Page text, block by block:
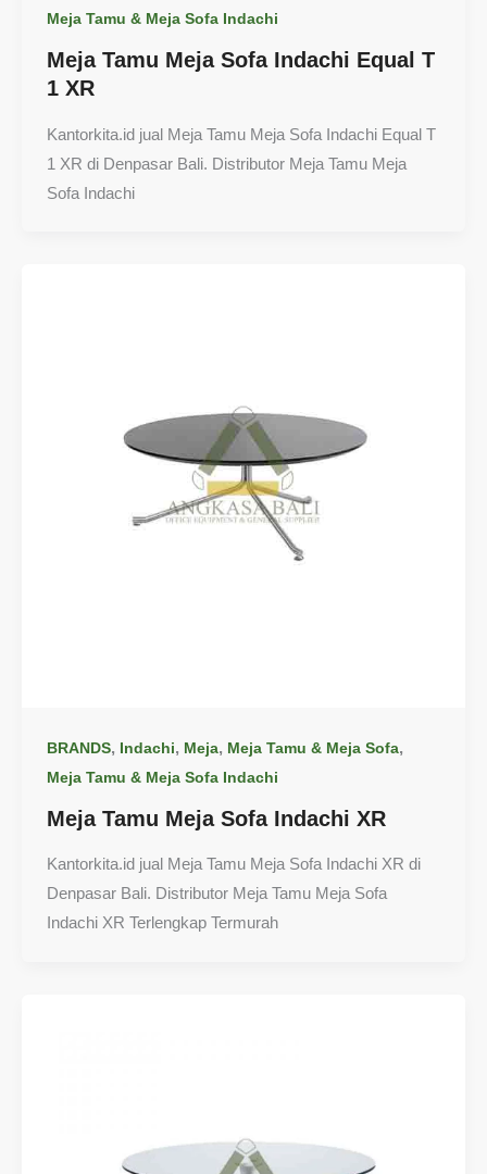
Meja Tamu & Meja Sofa Indachi
Meja Tamu Meja Sofa Indachi Equal T
1 XR
Kantorkita.id jual Meja Tamu Meja Sofa Indachi Equal T
1 XR di Denpasar Bali. Distributor Meja Tamu Meja
Sofa Indachi
BRANDS, Indachi, Meja, Meja Tamu & Meja Sofa,
Meja Tamu & Meja Sofa Indachi
Meja Tamu Meja Sofa Indachi XR
Kantorkita.id jual Meja Tamu Meja Sofa Indachi XR di
Denpasar Bali. Distributor Meja Tamu Meja Sofa
Indachi XR Terlengkap Termurah